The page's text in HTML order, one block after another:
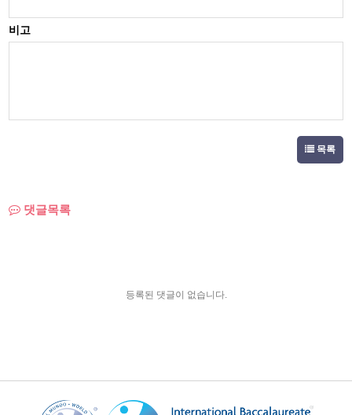
비고
목록
댓글목록
등록된 댓글이 없습니다.